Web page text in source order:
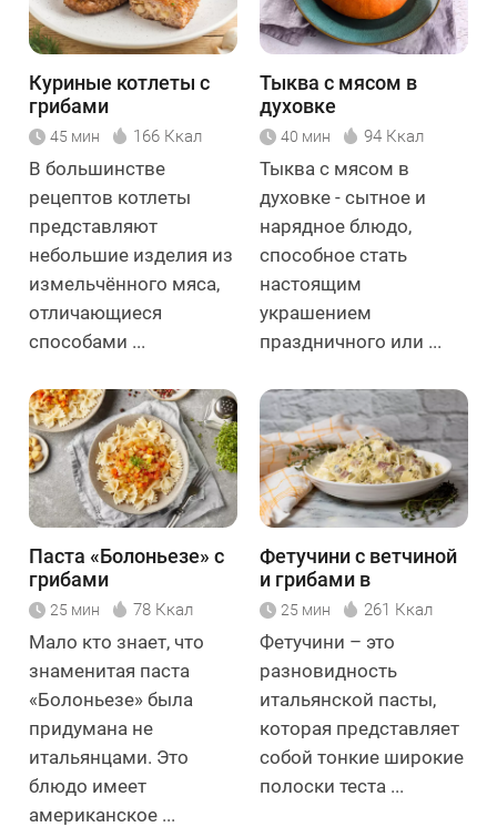
Куриные котлеты с
грибами
45 мин 166 Ккал
В большинстве
рецептов котлеты
представляют
небольшие изделия из
измельчённого мяса,
отличающиеся
способами ...
Тыква с мясом в
духовке
40 мин 94 Ккал
Тыква с мясом в
духовке - сытное и
нарядное блюдо,
способное стать
настоящим
украшением
праздничного или ...
Паста «Болоньезе» с
грибами
25 мин 78 Ккал
Мало кто знает, что
знаменитая паста
«Болоньезе» была
придумана не
итальянцами. Это
блюдо имеет
американское ...
Фетучини с ветчиной
и грибами в
сливочном соусе
25 мин 261 Ккал
Фетучини – это
разновидность
итальянской пасты,
которая представляет
собой тонкие широкие
полоски теста ...